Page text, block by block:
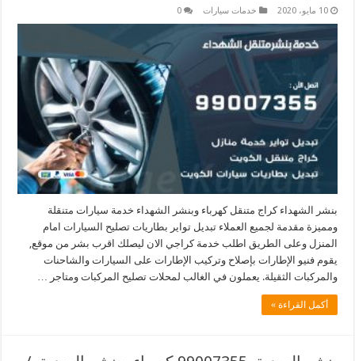
10 مايو، 2020 خدمات سيارات 0
بنشر الشهداء كراج متنقل كهرباء وبنشر الشهداء خدمة سيارات متنقلة
ومميزة مقدمة لجميع العملاء تبديل تواير بطاريات تصليح السيارات امام
المنزل وعلى الطريق اطلب خدمة كراجي الان ليصلك اقرب بشر من موقع,
يقوم فنيو الإطارات بإصلاح وتركيب الإطارات على السيارات والشاحنات
والمركبات الثقيلة. يعملون في الغالب لمحلات تصليح المركبات ومتاجر …
أكمل القراءة »